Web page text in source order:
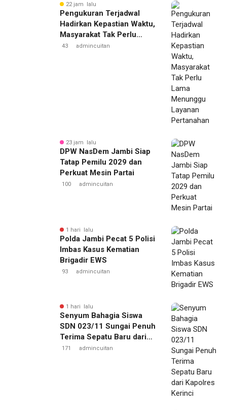
22 jam lalu
Pengukuran Terjadwal
Hadirkan Kepastian Waktu,
Masyarakat Tak Perlu
Lama Menunggu Layanan
43 admincuitan
23 jam lalu
DPW NasDem Jambi Siap
Tatap Pemilu 2029 dan
Perkuat Mesin Partai
100 admincuitan
1 hari lalu
Polda Jambi Pecat 5 Polisi
Imbas Kasus Kematian
Brigadir EWS
93 admincuitan
1 hari lalu
Senyum Bahagia Siswa
SDN 023/11 Sungai Penuh
Terima Sepatu Baru dari
Kapolres Kerinci
171 admincuitan